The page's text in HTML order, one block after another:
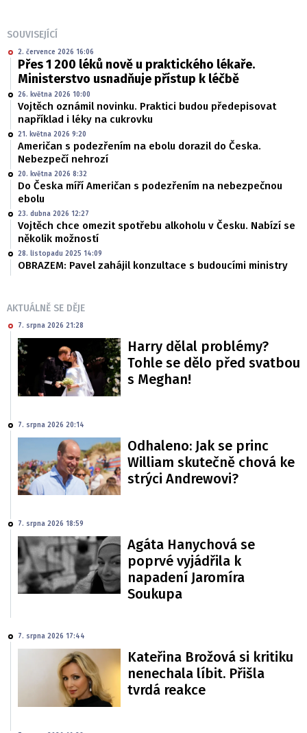
SOUVISEJÍCÍ
2. července 2026 16:06
Přes 1 200 léků nově u praktického lékaře.
Ministerstvo usnadňuje přístup k léčbě
26. května 2026 10:00
Vojtěch oznámil novinku. Praktici budou předepisovat
například i léky na cukrovku
21. května 2026 9:20
Američan s podezřením na ebolu dorazil do Česka.
Nebezpečí nehrozí
20. května 2026 8:32
Do Česka míří Američan s podezřením na nebezpečnou
ebolu
23. dubna 2026 12:27
Vojtěch chce omezit spotřebu alkoholu v Česku. Nabízí se
několik možností
28. listopadu 2025 14:09
OBRAZEM: Pavel zahájil konzultace s budoucími ministry
AKTUÁLNĚ SE DĚJE
7. srpna 2026 21:28
Harry dělal problémy?
Tohle se dělo před svatbou
s Meghan!
7. srpna 2026 20:14
Odhaleno: Jak se princ
William skutečně chová ke
strýci Andrewovi?
7. srpna 2026 18:59
Agáta Hanychová se
poprvé vyjádřila k
napadení Jaromíra
Soukupa
7. srpna 2026 17:44
Kateřina Brožová si kritiku
nenechala líbit. Přišla
tvrdá reakce